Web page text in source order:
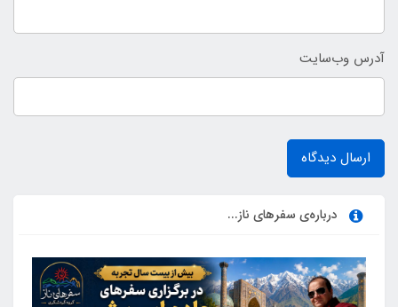
آدرس وب‌سایت
ارسال دیدگاه
درباره‌ی سفرهای ناز...